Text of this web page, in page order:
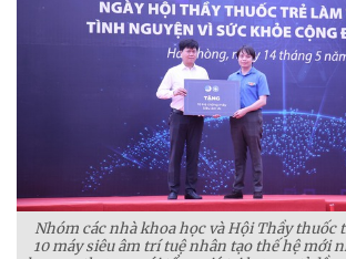
Nhóm các nhà khoa học và Hội Thầy thuốc
10 máy siêu âm trí tuệ nhân tạo thế hệ mới